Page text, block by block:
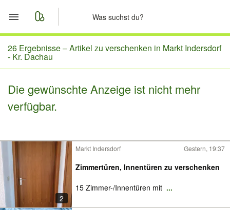
Start
Merkliste
Nachrichten
26 Ergebnisse –Artikel zu verschenken in Markt Indersdorf
- Kr. Dachau
Die gewünschte Anzeige ist nicht mehr
verfügbar.
2
Markt Indersdorf Gestern, 19:37
Zimmertüren, Innentüren zu verschenken
15 Zimmer-/Innentüren mit ...